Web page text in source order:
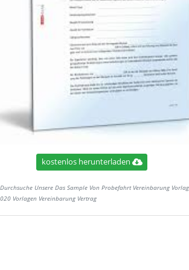
kostenlos herunterladen
Durchsuche Unsere Das Sample Von Probefahrt Vereinbarung
Vorlagen Vereinbarung Vertrag